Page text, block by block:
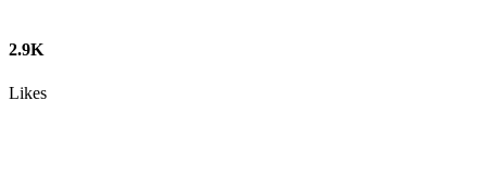
2.9K
Likes